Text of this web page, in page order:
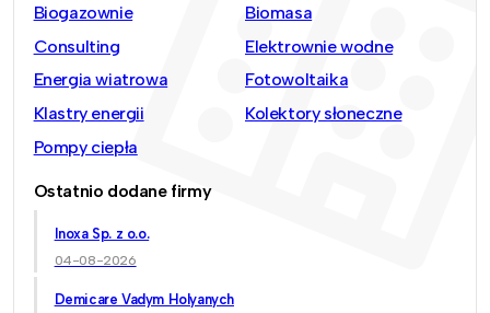
Biogazownie
Biomasa
Consulting
Elektrownie wodne
Energia wiatrowa
Fotowoltaika
Klastry energii
Kolektory słoneczne
Pompy ciepła
Ostatnio dodane firmy
Inoxa Sp. z o.o.
04-08-2026
Demicare Vadym Holyanych